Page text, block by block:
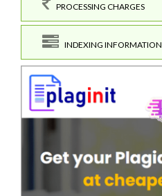
PROCESSING CHARGES
INDEXING INFORMATION